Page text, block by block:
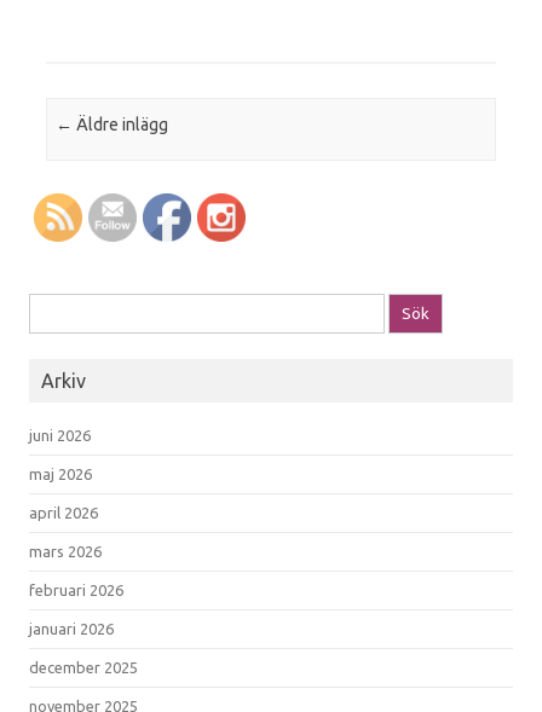
Post navigation
← Äldre inlägg
Arkiv
juni 2026
maj 2026
april 2026
mars 2026
februari 2026
januari 2026
december 2025
november 2025